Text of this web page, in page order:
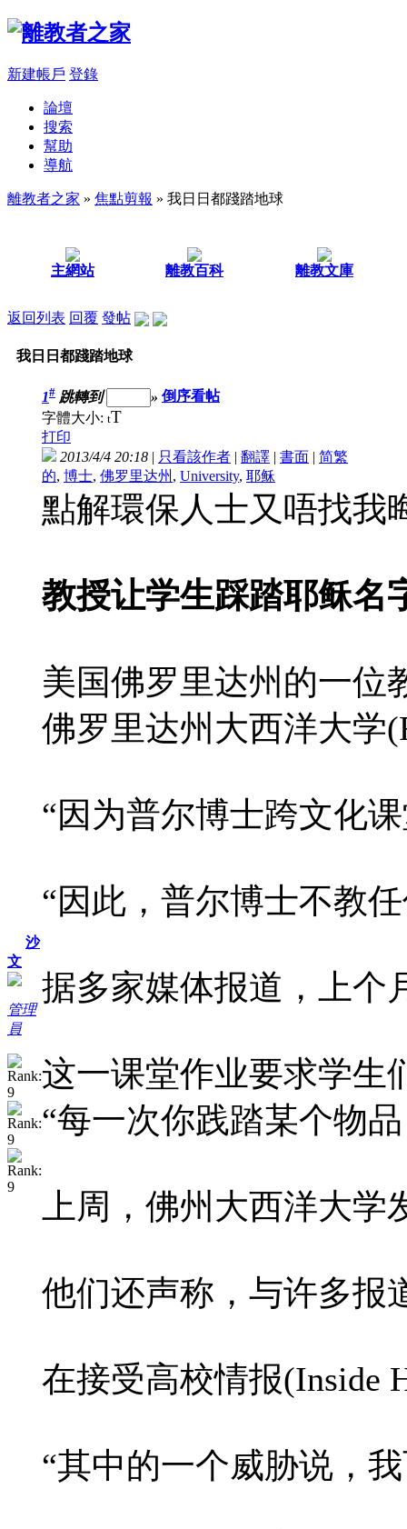
新建帳戶 登錄
論壇
搜索
幫助
導航
離教者之家 » 焦點剪報 » 我日日都踐踏地球
主網站 離教百科 離教文庫
返回列表 回覆 發帖
我日日都踐踏地球
沙
文
管理
員
1# 跳轉到 » 倒序看帖
字體大小: tT
打印
2013/4/4 20:18 | 只看該作者 | 翻譯 | 書面 | 简繁
的, 博士, 佛罗里达州 , University, 耶稣
點解環保人士又唔找我
教授让学生踩踏耶稣名
美国佛罗里达州的一位
佛罗里达州大西洋大学
“因为普尔博士跨文化
“因此，普尔博士不教
据多家媒体报道，上个
这一课堂作业要求学生
“每一次你践踏某个物
上周，佛州大西洋大
他们还声称，与许多报
在接受高校情报(Inside
“其中的一个威胁说，